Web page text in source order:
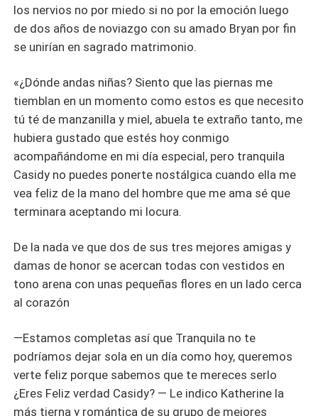
los nervios no por miedo si no por la emoción luego
de dos años de noviazgo con su amado Bryan por fin
se unirían en sagrado matrimonio.
«¿Dónde andas niñas? Siento que las piernas me
tiemblan en un momento como estos es que necesito
tú té de manzanilla y miel, abuela te extraño tanto, me
hubiera gustado que estés hoy conmigo
acompañándome en mi día especial, pero tranquila
Casidy no puedes ponerte nostálgica cuando ella me
vea feliz de la mano del hombre que me ama sé que
terminara aceptando mi locura.
De la nada ve que dos de sus tres mejores amigas y
damas de honor se acercan todas con vestidos en
tono arena con unas pequeñas flores en un lado cerca
al corazón
—Estamos completas así que Tranquila no te
podríamos dejar sola en un día como hoy, queremos
verte feliz porque sabemos que te mereces serlo
¿Eres Feliz verdad Casidy? — Le indico Katherine la
más tierna y romántica de su grupo de mejores